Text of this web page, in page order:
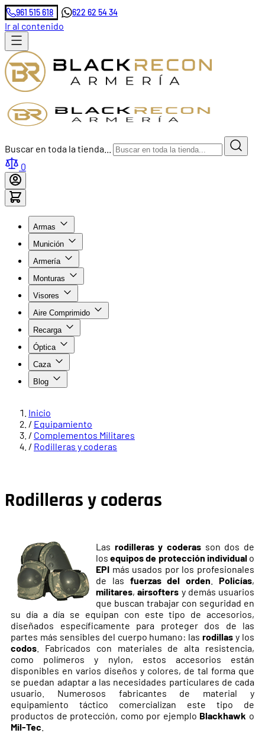
961 515 618 622 62 54 34
Ir al contenido
Buscar en toda la tienda...
0
Armas
Munición
Armería
Monturas
Visores
Aire Comprimido
Recarga
Óptica
Caza
Blog
Inicio
/ Equipamiento
/ Complementos Militares
/ Rodilleras y coderas
Rodilleras y coderas
Las rodilleras y coderas son dos de
losequipos de protección individualo
EPI más usados por los profesionales
de las fuerzas del orden .Policías,
militares,airsofters y demás usuarios
que buscan trabajar con seguridad en
su día a día se equipan con este tipo de accesorios,
diseñados específicamente para proteger dos de las
partes más sensibles del cuerpo humano: lasrodillas y los
codos . Fabricados con materiales de alta resistencia,
como polímeros y nylon, estos accesorios están
disponibles en varios diseños y colores, de tal forma que
se puedan adaptar a las necesidades particulares de cada
usuario. Numerosos fabricantes de material y
equipamiento táctico comercializan este tipo de
productos de protección, como por ejemplo Blackhawk o
Mil-Tec